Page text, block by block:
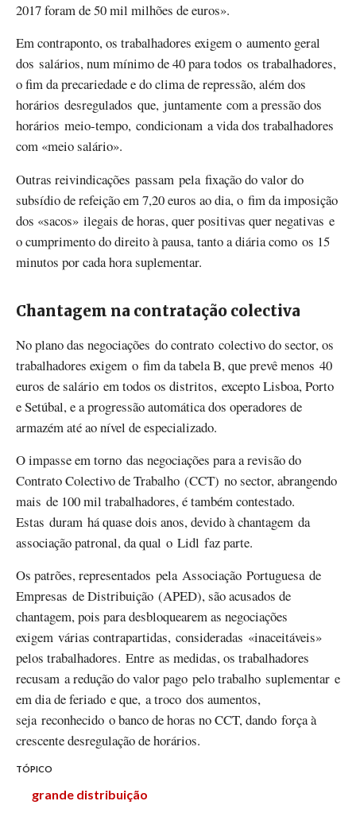
2017 foram de 50 mil milhões de euros».
Em contraponto, os trabalhadores exigem o aumento geral
dos salários, num mínimo de 40 para todos os trabalhadores,
o fim da precariedade e do clima de repressão, além dos
horários desregulados que, juntamente com a pressão dos
horários meio-tempo, condicionam a vida dos trabalhadores
com «meio salário».
Outras reivindicações passam pela fixação do valor do
subsídio de refeição em 7,20 euros ao dia, o fim da imposição
dos «sacos» ilegais de horas, quer positivas quer negativas e
o cumprimento do direito à pausa, tanto a diária como os 15
minutos por cada hora suplementar.
Chantagem na contratação colectiva
No plano das negociações do contrato colectivo do sector, os
trabalhadores exigem o​​​​​ fim da tabela B, que prevê menos 40
euros de salário em todos os distritos, excepto Lisboa, Porto
e Setúbal, e a progressão automática dos operadores de
armazém até ao nível de especializado.
O impasse em torno das negociações para a revisão do
Contrato Colectivo de Trabalho (CCT) no sector, abrangendo
mais de 100 mil trabalhadores, é também contestado.
Estas duram há quase dois anos, devido à chantagem da
associação patronal, da qual o Lidl fazparte.
Os patrões, representados pela Associação Portuguesa de
Empresas de Distribuição (APED), são acusados de
chantagem, pois para desbloquearem as negociações
exigem várias contrapartidas, consideradas «inaceitáveis»
pelos trabalhadores. Entre as medidas, os trabalhadores
recusam a redução do valor pago pelo trabalho suplementar e
em dia de feriado e que, a troco dos aumentos,
seja reconhecido o banco de horas no CCT, dando força à
crescente desregulação de horários.
TÓPICO
grande distribuição